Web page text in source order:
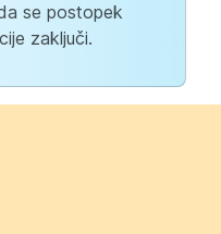
se postopek
zaključi.